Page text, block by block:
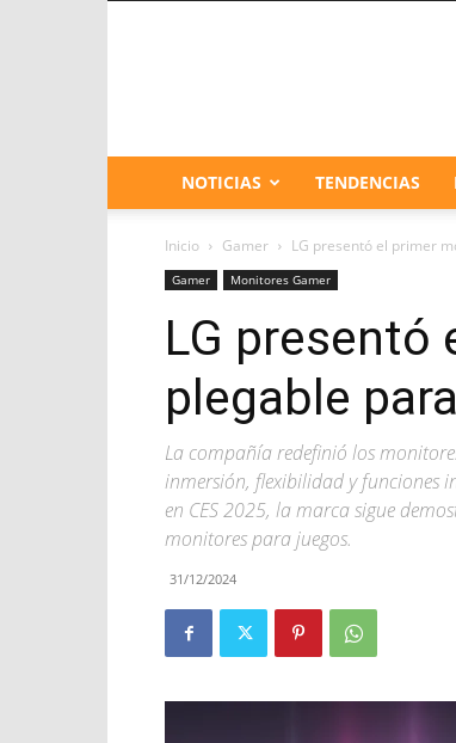
NOTICIAS TENDENCIAS
Inicio Gamer LG presentó el primer
Gamer Monitores Gamer
LG presentó
plegable
La compañía redefinió los
inmersión, flexibilidad y funciones
en CES 2025, la marca sigue
monitores para juegos.
31/12/2024